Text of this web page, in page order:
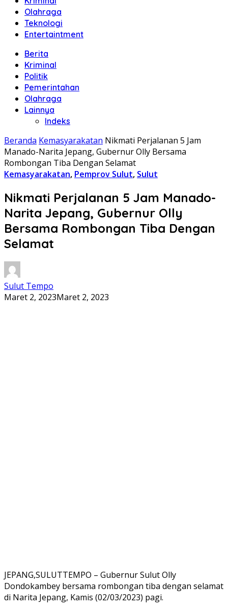
Olahraga
Teknologi
Entertaintment
Berita
Kriminal
Politik
Pemerintahan
Olahraga
Lainnya
Indeks
Beranda Kemasyarakatan Nikmati Perjalanan 5 Jam
Manado-Narita Jepang, Gubernur Olly Bersama
Rombongan Tiba Dengan Selamat
Kemasyarakatan, Pemprov Sulut, Sulut
Nikmati Perjalanan 5 Jam Manado-
Narita Jepang, Gubernur Olly
Bersama Rombongan Tiba Dengan
Selamat
Sulut Tempo
Maret 2, 2023Maret 2, 2023
JEPANG,SULUTTEMPO – Gubernur Sulut Olly
Dondokambey bersama rombongan tiba dengan selamat
di Narita Jepang, Kamis (02/03/2023) pagi.